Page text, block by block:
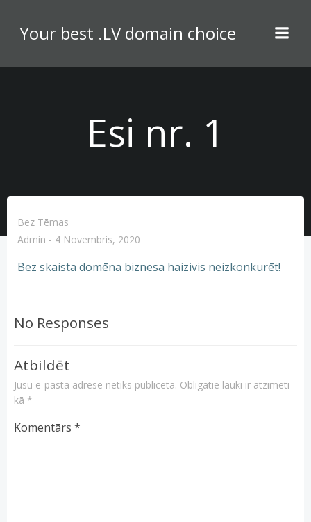
content
Your best .LV domain choice
Esi nr. 1
Bez Tēmas
Admin - 4 Novembris, 2020
Bez skaista domēna biznesa haizivis neizkonkurēt!
No Responses
Atbildēt
Jūsu e-pasta adrese netiks publicēta. Obligātie lauki ir atzīmēti
kā *
Komentārs *